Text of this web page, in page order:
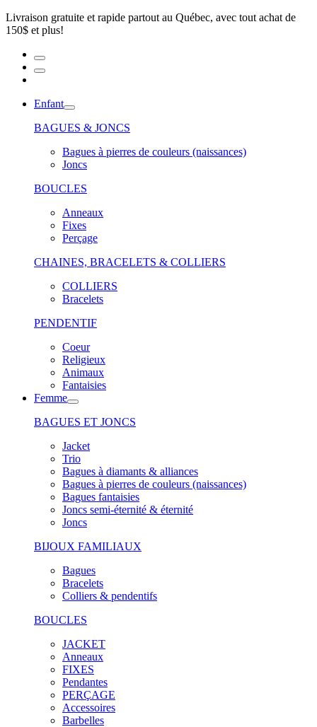
Livraison gratuite et rapide partout au Québec, avec tout achat de
150$ et plus!
Enfant
BAGUES & JONCS
Bagues à pierres de couleurs (naissances)
Joncs
BOUCLES
Anneaux
Fixes
Perçage
CHAINES, BRACELETS & COLLIERS
COLLIERS
Bracelets
PENDENTIF
Coeur
Religieux
Animaux
Fantaisies
Femme
BAGUES ET JONCS
Jacket
Trio
Bagues à diamants & alliances
Bagues à pierres de couleurs (naissances)
Bagues fantaisies
Joncs semi-éternité & éternité
Joncs
BIJOUX FAMILIAUX
Bagues
Bracelets
Colliers & pendentifs
BOUCLES
JACKET
Anneaux
FIXES
Pendantes
PERÇAGE
Accessoires
Barbelles